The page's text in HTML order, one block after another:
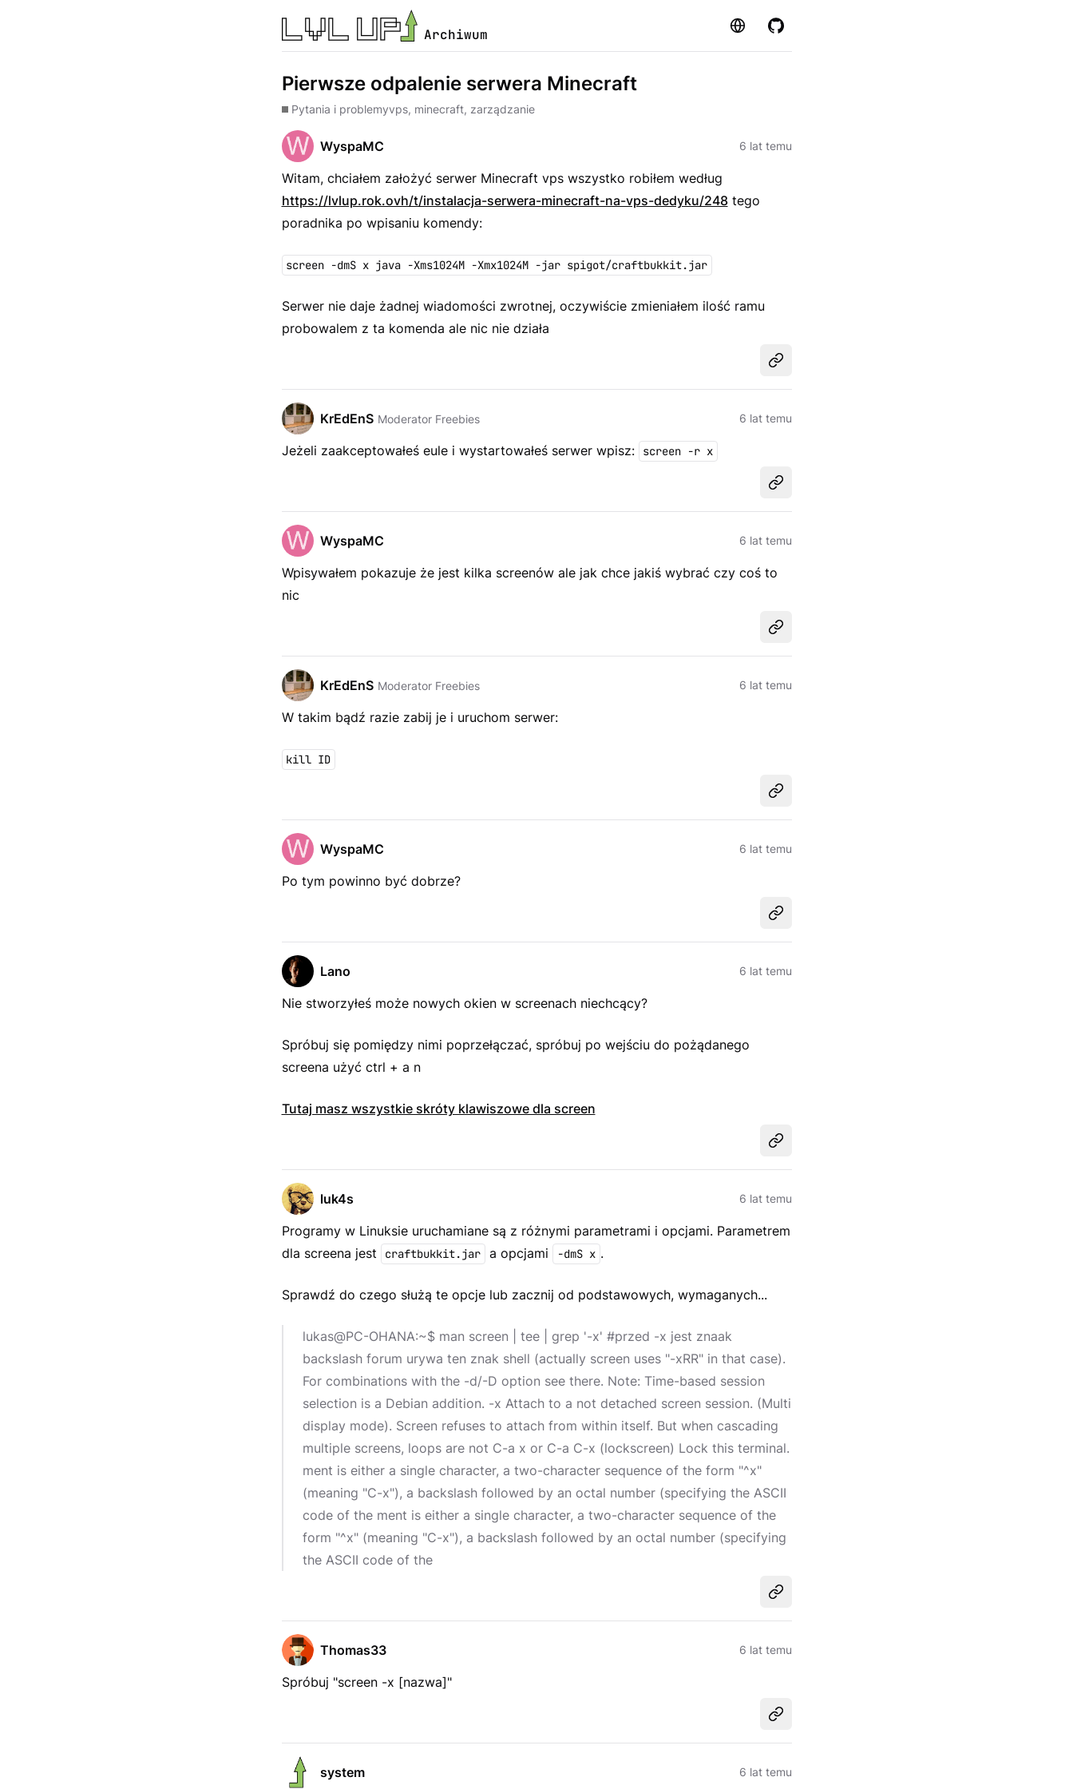
Archiwum Strona GitHub
Pierwsze odpalenie serwera Minecraft
Pytania i problemyvps, minecraft, zarządzanie
WyspaMC 6 lat temu
Witam, chciałem założyć serwer Minecraft vps wszystko robiłem według
https://lvlup.rok.ovh/t/instalacja-serwera-minecraft-na-vps-dedyku/248tego
poradnika po wpisaniu komendy:
screen -dmS x java -Xms1024M -Xmx1024M -jar spigot/craftbukkit.jar
Serwer nie daje żadnej wiadomości zwrotnej, oczywiście zmieniałem ilość ramu
probowalem z ta komenda ale nic nie działa
Udostępnij
KrEdEnS Moderator Freebies 6 lat temu
Jeżeli zaakceptowałeś eule i wystartowałeś serwer wpisz: screen -r x
Udostępnij
WyspaMC 6 lat temu
Wpisywałem pokazuje że jest kilka screenów ale jak chce jakiś wybrać czy coś to
nic
Udostępnij
KrEdEnS Moderator Freebies 6 lat temu
W takim bądź razie zabij je i uruchom serwer:
kill ID
Udostępnij
WyspaMC 6 lat temu
Po tym powinno być dobrze?
Udostępnij
Lano 6 lat temu
Nie stworzyłeś może nowych okien w screenach niechcący?
Spróbuj się pomiędzy nimi poprzełączać, spróbuj po wejściu do pożądanego
screena użyć ctrl + a n
Tutaj masz wszystkie skróty klawiszowe dla screen
Udostępnij
luk4s 6 lat temu
Programy w Linuksie uruchamiane są z różnymi parametrami i opcjami. Parametrem
dla screena jest
craftbukkit.jar a opcjami -dmS x .
Sprawdź do czego służą te opcje lub zacznij od podstawowych, wymaganych...
lukas@PC-OHANA:~$ man screen | tee | grep '-x' #przed -x jest znaak
backslash forum urywa ten znak shell (actually screen uses "-xRR" in that case).
For combinations with the -d/-D option see there. Note: Time-based session
selection is a Debian addition. -x Attach to a not detached screen session. (Multi
display mode). Screen refuses to attach from within itself. But when cascading
multiple screens, loops are not C-a x or C-a C-x (lockscreen) Lock this terminal.
ment is either a single character, a two-character sequence of the form "^x"
(meaning "C-x"), a backslash followed by an octal number (specifying the ASCII
code of the ment is either a single character, a two-character sequence of the
form "^x" (meaning "C-x"), a backslash followed by an octal number (specifying
the ASCII code of the
Udostępnij
Thomas33 6 lat temu
Spróbuj "screen -x [nazwa]"
Udostępnij
system 6 lat temu